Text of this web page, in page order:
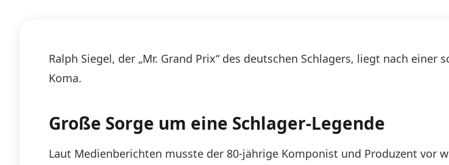
Ralph Siegel, der „Mr. Grand Prix“ des deutschen Schlagers, liegt nach
Koma.
Große Sorge um eine Schlager-Legende
Laut Medienberichten musste der 80-jährige Komponist und Produzent vor